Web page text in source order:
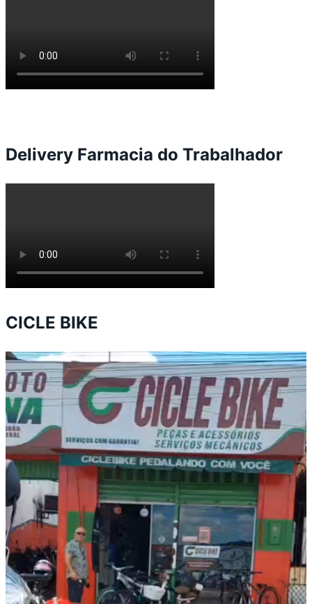
Delivery Farmacia do Trabalhador
CICLE BIKE